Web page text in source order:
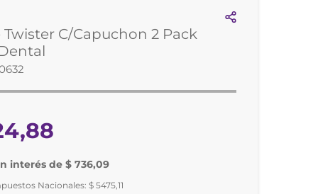
C/Capuchon 2 Pack
,88
interés de $ 736,09
Nacionales:$ 5475,11